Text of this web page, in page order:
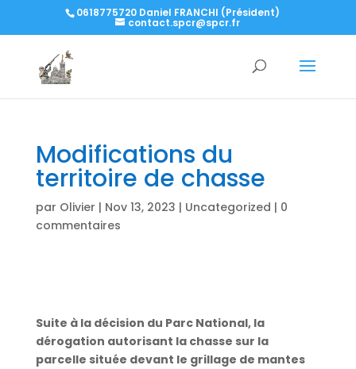
0618775720 Daniel FRANCHI (Président)
contact.spcr@spcr.fr
Modifications du
territoire de chasse
par Olivier | Nov 13, 2023 | Uncategorized | 0
commentaires
Suite à la décision du Parc National, la
dérogation autorisant la chasse sur la
parcelle située devant le grillage de mantes